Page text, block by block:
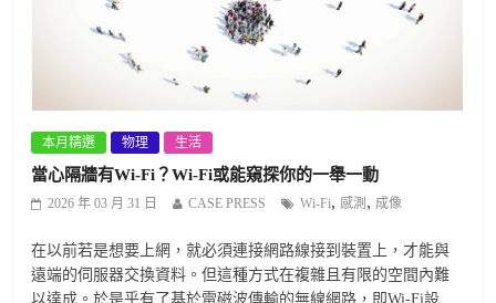
本月精選 物理 生活
當心隔牆有Wi-Fi？Wi-Fi或能窺探你的一舉一動
2026 年 03 月 31 日 CASE PRESS Wi-Fi, 感測 , 成像
在以前若是想要上網，就必須連接網路線接到裝置上，才能與
遠端的伺服器交換資料。但這種方式在複雜且有限的空間內難
以達成。於是乎有了基於電磁波傳輸的無線網路，即Wi-Fi設